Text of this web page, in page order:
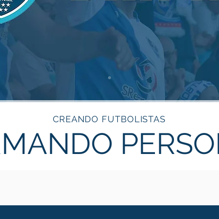
CREANDO FUTBOLISTAS